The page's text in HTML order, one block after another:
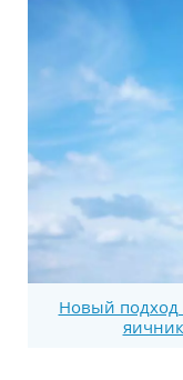
Новый подход